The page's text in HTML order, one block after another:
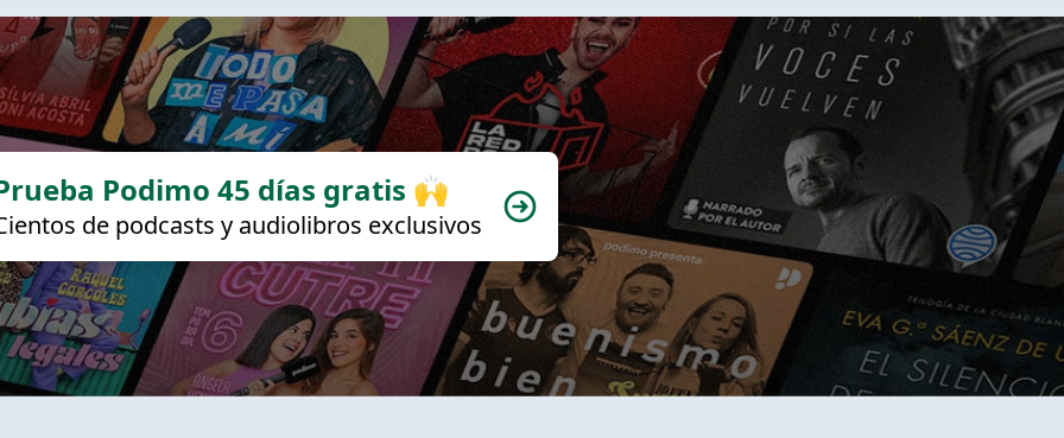
Podimo 45 días gratis 🙌
de podcasts y audiolibros exclusivos